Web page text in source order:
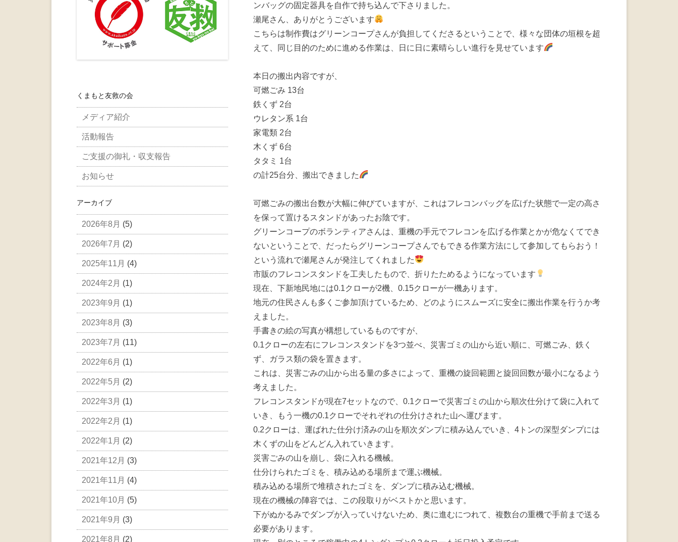
ンバッグの固定器具を自作で持ち込んで下さりました。
瀬尾さん、ありがとうございます
こちらは制作費はグリーンコープさんが負担してくださるということで、様々な団体の垣根を超
えて、同じ目的のために進める作業は、日に日に素晴らしい進行を見せています
本日の搬出内容ですが、
可燃ごみ 13台
鉄くず 2台
ウレタン系 1台
家電類 2台
木くず 6台
タタミ 1台
の計25台分、搬出できました
可燃ごみの搬出台数が大幅に伸びていますが、これはフレコンバッグを広げた状態で一定の高さ
を保って置けるスタンドがあったお陰です。
グリーンコープのボランティアさんは、重機の手元でフレコンを広げる作業とかが危なくてでき
ないということで、だったらグリーンコープさんでもできる作業方法にして参加してもらおう！
という流れで瀬尾さんが発注してくれました
市販のフレコンスタンドを工夫したもので、折りたためるようになっています
現在、下新地民地には0.1クローが2機、0.15クローが一機あります。
地元の住民さんも多くご参加頂けているため、どのようにスムーズに安全に搬出作業を行うか考
えました。
手書きの絵の写真が構想しているものですが、
0.1クローの左右にフレコンスタンドを3つ並べ、災害ゴミの山から近い順に、可燃ごみ、鉄く
ず、ガラス類の袋を置きます。
これは、災害ごみの山から出る量の多さによって、重機の旋回範囲と旋回回数が最小になるよう
考えました。
フレコンスタンドが現在7セットなので、0.1クローで災害ゴミの山から順次仕分けて袋に入れて
いき、もう一機の0.1クローでそれぞれの仕分けされた山へ運びます。
0.2クローは、運ばれた仕分け済みの山を順次ダンプに積み込んでいき、4トンの深型ダンプには
木くずの山をどんどん入れていきます。
災害ごみの山を崩し、袋に入れる機械。
仕分けられたゴミを、積み込める場所まで運ぶ機械。
積み込める場所で堆積されたゴミを、ダンプに積み込む機械。
現在の機械の陣容では、この段取りがベストかと思います。
下がぬかるみでダンプが入っていけないため、奥に進むにつれて、複数台の重機で手前まで送る
必要があります。
くまもと友救の会
メディア紹介
活動報告
ご支援の御礼・収支報告
お知らせ
アーカイブ
2026年8月 (5)
2026年7月 (2)
2025年11月 (4)
2024年2月 (1)
2023年9月 (1)
2023年8月 (3)
2023年7月 (11)
2022年6月 (1)
2022年5月 (2)
2022年3月 (1)
2022年2月 (1)
2022年1月 (2)
2021年12月 (3)
2021年11月 (4)
2021年10月 (5)
2021年9月 (3)
2021年8月 (2)